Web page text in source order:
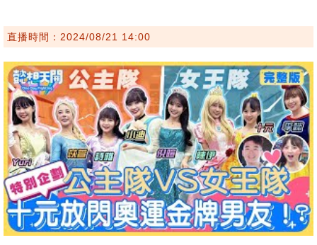
直播時間：2024/08/21 14:00